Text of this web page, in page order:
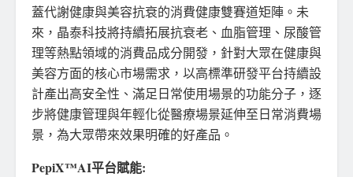
蓋代謝健康與美容抗衰的消費健康雙賽道矩陣。未
來，晶泰科技將持續拓展抗衰老、血脂管理、尿酸管
理等熱點領域的消費品成分開發，針對大眾在健康與
美容方面的核心市場需求，以高標準研發平台持續設
計產出高安全性、滿足日常使用場景的功能分子，逐
步將健康管理與年輕化從醫療場景延伸至日常消費場
景，為大眾帶來效果明確的好產品。
PepiX™AI平台賦能: